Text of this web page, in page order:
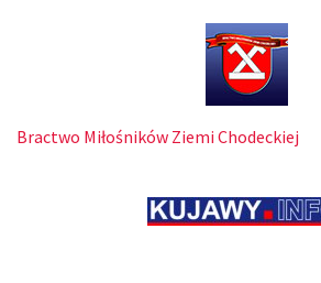
Bractwo Miłośników Ziemi Chodeckiej